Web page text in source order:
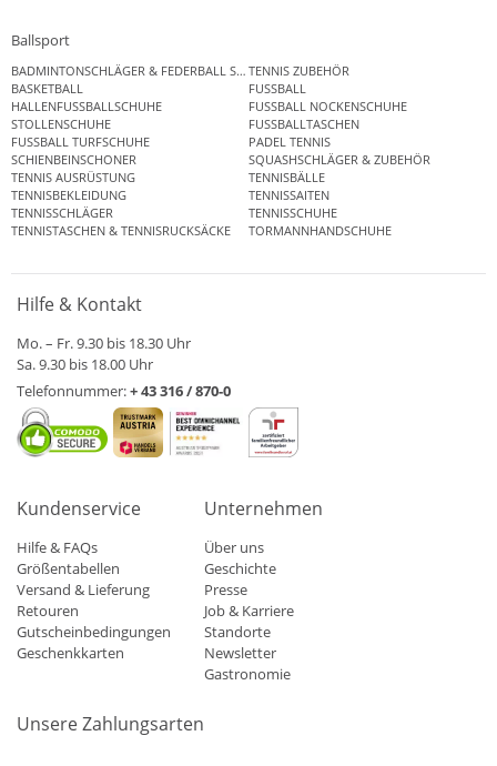
Ballsport
BADMINTONSCHLÄGER & FEDERBALL SETSTENNIS ZUBEHÖR
BASKETBALL
FUSSBALL
HALLENFUSSBALLSCHUHE
FUSSBALL NOCKENSCHUHE
STOLLENSCHUHE
FUSSBALLTASCHEN
FUSSBALL TURFSCHUHE
PADEL TENNIS
SCHIENBEINSCHONER
SQUASHSCHLÄGER & ZUBEHÖR
TENNIS AUSRÜSTUNG
TENNISBÄLLE
TENNISBEKLEIDUNG
TENNISSAITEN
TENNISSCHLÄGER
TENNISSCHUHE
TENNISTASCHEN & TENNISRUCKSÄCKE
TORMANNHANDSCHUHE
Hilfe & Kontakt
Mo. – Fr. 9.30 bis 18.30 Uhr
Sa. 9.30 bis 18.00 Uhr
Telefonnummer:+ 43 316 / 870-0
Kundenservice
Hilfe & FAQs
Größentabellen
Versand & Lieferung
Retouren
Gutscheinbedingungen
Geschenkkarten
Unternehmen
Über uns
Geschichte
Presse
Job & Karriere
Standorte
Newsletter
Gastronomie
Unsere Zahlungsarten